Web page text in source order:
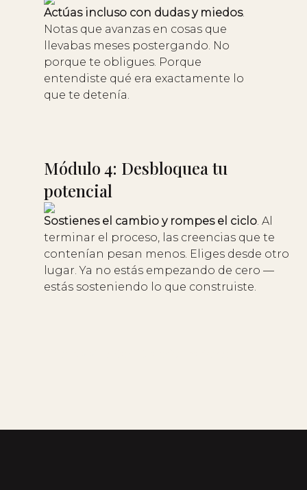
Actúas incluso con dudas y miedos.
Notas que avanzas en cosas que
llevabas meses postergando. No
porque te obligues. Porque
entendiste qué era exactamente lo
que te detenía.
Módulo 4: Desbloquea tu
potencial
Sostienes el cambio y rompes el ciclo. Al
terminar el proceso, las creencias que te
contenían pesan menos. Eliges desde otro
lugar. Ya no estás empezando de cero —
estás sosteniendo lo que construiste.